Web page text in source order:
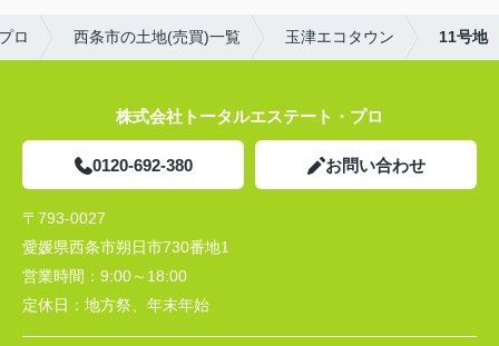
ロ 西条市の土地(売買)一覧 玉津エコタウン 11号地
株式会社トータルエステート・プロ
0120-692-380 お問い合わせ
〒793-0027
愛媛県西条市朔日市730番地1
営業時間： 9:00～18:00
定休日： 地方祭、年末年始